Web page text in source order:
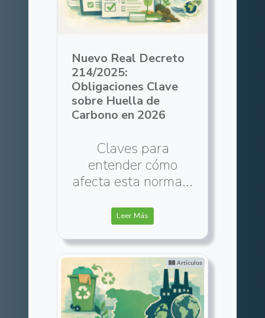
Nuevo Real Decreto
214/2025:
Obligaciones Clave
sobre Huella de
Carbono en 2026
Claves para
entender cómo
afecta esta norma...
Leer Más
Artículos